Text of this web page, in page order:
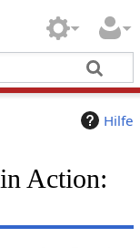
Hilfe
Action: